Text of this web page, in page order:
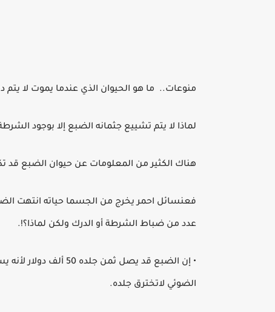
منوعات.. ما هو الحيوان الذي عندما يموت لا يتم
لماذا لا يتم تشييع جثمانه الضبع إلا بوجود
هناك الكثير من المعلومات عن حيوان الضبع
فعنسائل احمر يخرج من الجسما حياته انتهت
عدد من ضباط الشرطة أو الدرك ولكن لماذا؟!.
• إن الضبع قد يصل
الضوئي لاتخترق جلده.